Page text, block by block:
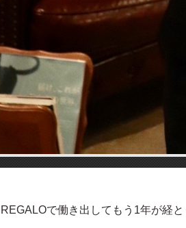
REGALOで働き出してもう1年が経と